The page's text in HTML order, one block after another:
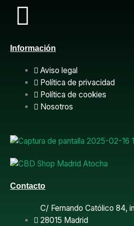
F
a
c
e
b
o
o
k
Información
Aviso legal
Política de privacidad
Política de cookies
Nosotros
Contacto
C/ Fernando Católico 84,
28015 Madrid